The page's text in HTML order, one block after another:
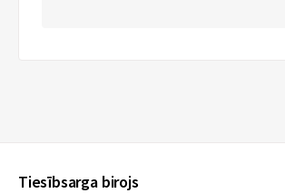
Tiesībsarga birojs